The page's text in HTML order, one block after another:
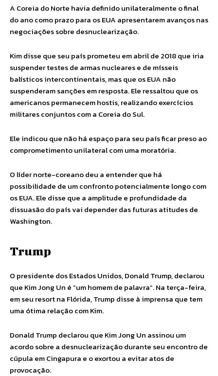
A Coreia do Norte havia definido unilateralmente o final
do ano como prazo para os EUA apresentarem avanços nas
negociações sobre desnuclearização.
Kim disse que seu país prometeu em abril de 2018 que iria
suspender testes de armas nucleares e de mísseis
balísticos intercontinentais, mas que os EUA não
suspenderam sanções em resposta. Ele ressaltou que os
americanos permanecem hostis, realizando exercícios
militares conjuntos com a Coreia do Sul.
Ele indicou que não há espaço para seu país ficar preso ao
comprometimento unilateral com uma moratória.
O líder norte-coreano deu a entender que há
possibilidade de um confronto potencialmente longo com
os EUA. Ele disse que a amplitude e profundidade da
dissuasão do país vai depender das futuras atitudes de
Washington.
Trump
O presidente dos Estados Unidos, Donald Trump, declarou
que Kim Jong Un é “um homem de palavra”. Na terça-feira,
em seu resort na Flórida, Trump disse à imprensa que tem
uma ótima relação com Kim.
Donald Trump declarou que Kim Jong Un assinou um
acordo sobre a desnuclearização durante seu encontro de
cúpula em Cingapura e o exortou a evitar atos de
provocação.